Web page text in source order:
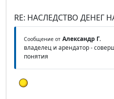
RE: НАСЛЕДСТВО ДЕНЕГ
Сообщение от Александр Г.
владелец и арендатор -
понятия